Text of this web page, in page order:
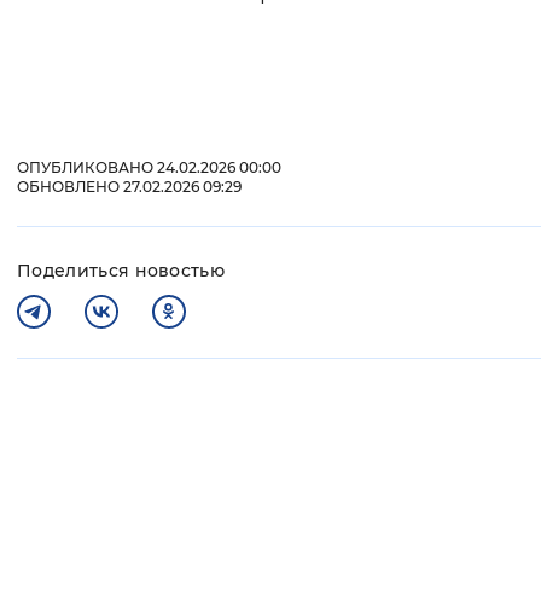
ОПУБЛИКОВАНО 24.02.2026 00:00
ОБНОВЛЕНО 27.02.2026 09:29
Поделиться новостью